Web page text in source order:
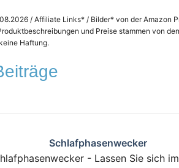
/ Affiliate Links* / Bilder* von der Amazon
und Preise stammen von
Haftung.
Schlafphasenwecker
- Lassen Sie sich